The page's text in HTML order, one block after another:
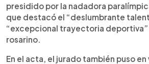
presidido por la nadadora
que destacó el “deslumbrante
“excepcional trayectoria
rosarino.
En el acta, el jurado también puso en